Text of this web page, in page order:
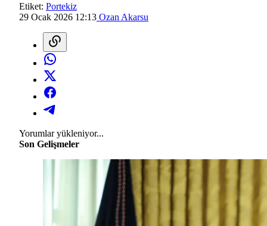
Etiket: Portekiz
29 Ocak 2026 12:13 Ozan Akarsu
Yorumlar yükleniyor...
Son Gelişmeler